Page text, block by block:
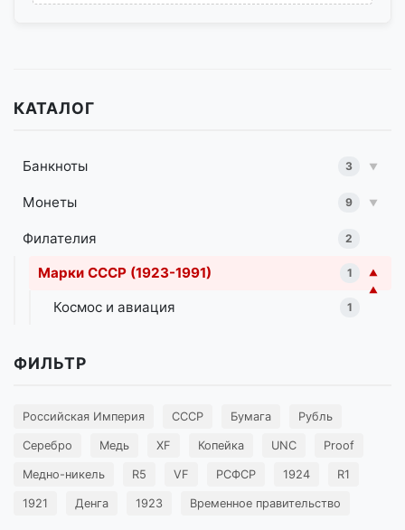
КАТАЛОГ
Банкноты 3 ▼
Монеты 9 ▼
Филателия 2
▼
Марки СССР (1923-1991) 1
▼
Космос и авиация 1
ФИЛЬТР
Российская Империя СССР Бумага Рубль
Серебро Медь XF Копейка UNC Proof
Медно-никель R5 VF РСФСР 1924 R1
1921 Денга 1923 Временное правительство